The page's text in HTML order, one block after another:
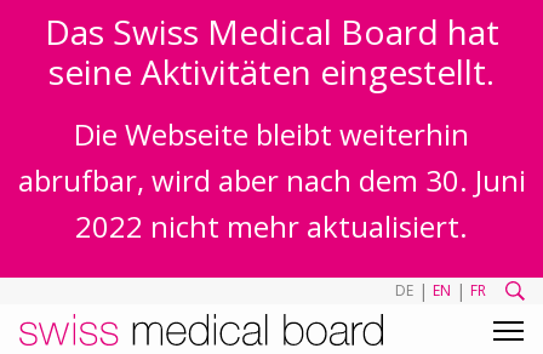
Das Swiss Medical Board hat
seine Aktivitäten eingestellt.
Die Webseite bleibt weiterhin
abrufbar, wird aber nach dem 30. Juni
2022 nicht mehr aktualisiert.
DE | EN | FR